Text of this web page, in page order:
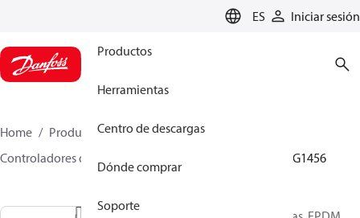
ES Iniciar sesión
Productos
Herramientas
Centro de descargas
Dónde comprar
Soporte
Home Productos
Climate Solutions for heating
Controladores de caudal y presión
003G1456